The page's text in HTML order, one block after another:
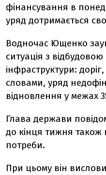
фінансування в
уряд дотримається
Водночас Ющенко
ситуація з
інфраструктури:
словами, уряд
відновлення у межах
Глава держави
до кінця тижня також
потреби.
При цьому він